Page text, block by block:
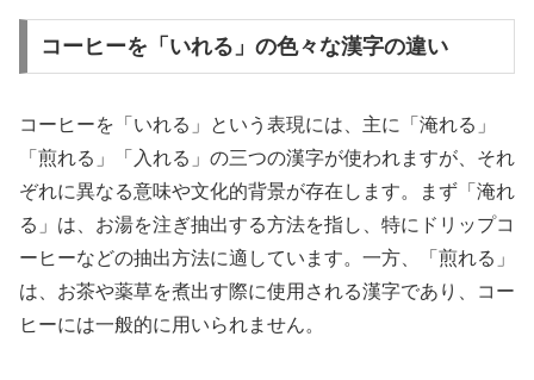
コーヒーを「いれる」の色々な漢字の違い
コーヒーを「いれる」という表現には、主に「淹れる」
「煎れる」「入れる」の三つの漢字が使われますが、それ
ぞれに異なる意味や文化的背景が存在します。まず「淹れ
る」は、お湯を注ぎ抽出する方法を指し、特にドリップコ
ーヒーなどの抽出方法に適しています。一方、「煎れる」
は、お茶や薬草を煮出す際に使用される漢字であり、コー
ヒーには一般的に用いられません。